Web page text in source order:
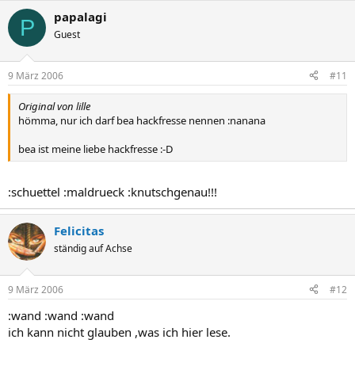
P papalagi
Guest
9 März 2006 #11
Original von lille
hömma, nur ich darf bea hackfresse nennen :nanana
bea ist meine liebe hackfresse :-D
:schuettel :maldrueck :knutschgenau!!!
Felicitas
ständig auf Achse
9 März 2006 #12
:wand :wand :wand
ich kann nicht glauben ,was ich hier lese.